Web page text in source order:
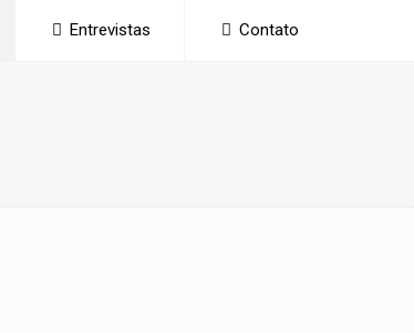
Entrevistas Contato